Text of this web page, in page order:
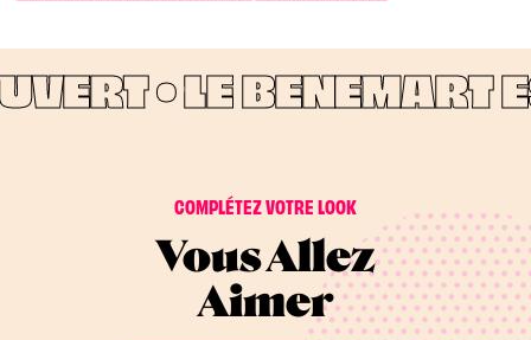
LE BENEMART
•
COMPLÉTEZ VOTRE LOOK
Vous Allez
Aimer